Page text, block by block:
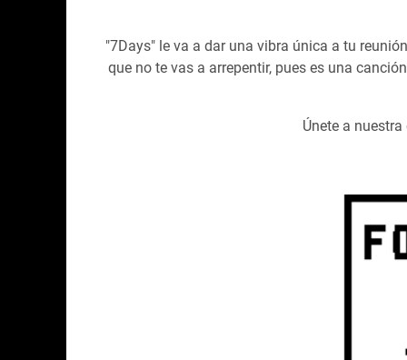
"7Days" le va a dar una vibra única a tu
que no te vas a arrepentir, pues es una
Únete a